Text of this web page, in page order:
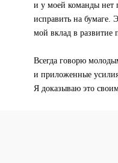
и у моей команды нет
исправить на бумаге.
мой вклад в развитие
Всегда говорю
и приложенные
Я доказываю это